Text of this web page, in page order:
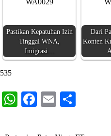
Pastikan Kepatuhan Izin
Tinggal WNA,
Imigrasi…
Dari
Konten
535
WhatsApp
Facebook
Email